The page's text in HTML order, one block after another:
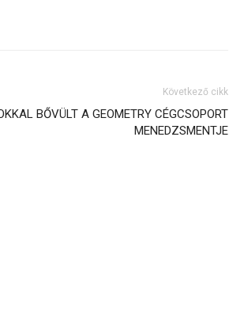
Következő cikk
BŐVÜLT A GEOMETRY CÉGCSOPORT
MENEDZSMENTJE